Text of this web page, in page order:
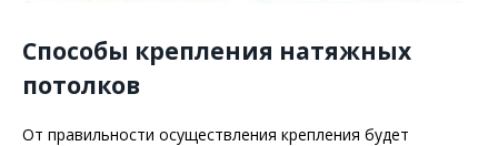
Способы крепления натяжных
потолков
От правильности осуществления крепления будет